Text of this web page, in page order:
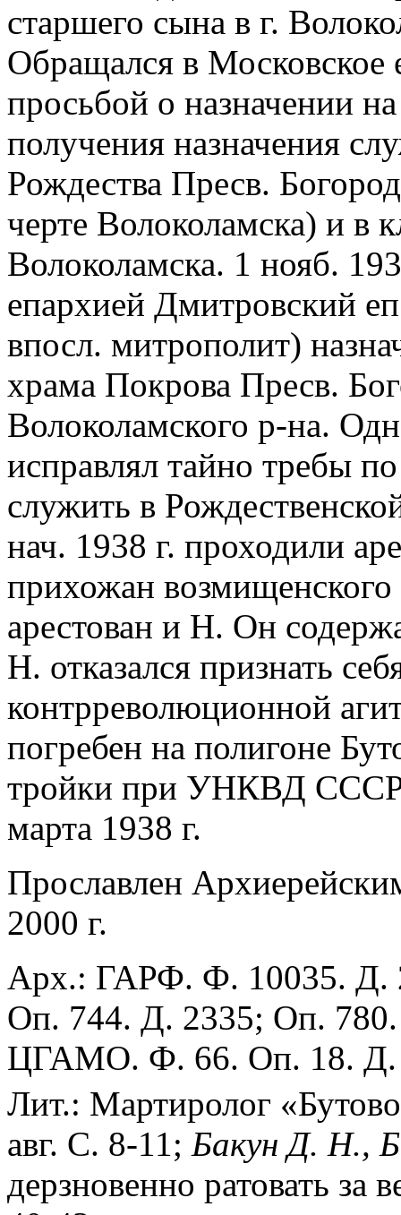
старшего сына в г.
Обращался в Московское
просьбой о назначении
получения назначения
Рождества Пресв.
черте Волоколамска) и в
Волоколамска. 1 нояб.
епархией Дмитровский
впосл. митрополит)
храма Покрова Пресв.
Волоколамского р-на.
исправлял тайно требы
служить в
нач. 1938 г. проходили
прихожан
арестован и Н. Он
Н. отказался признать
контрреволюционной
погребен на полигоне
тройки при УНКВД СССР
марта 1938 г.
Прославлен
2000 г.
Арх.: ГАРФ. Ф. 10035. Д.
Оп. 744. Д. 2335; Оп.
ЦГАМО. Ф. 66. Оп. 18. Д.
Лит.: Мартиролог
авг. С. 8-11; Бакун Д. Н.,
дерзновенно ратовать